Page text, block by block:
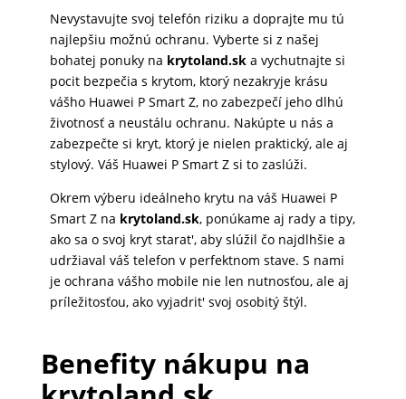
Nevystavujte svoj telefón riziku a doprajte mu tú
najlepšiu možnú ochranu. Vyberte si z našej
bohatej ponuky na krytoland.ska vychutnajte si
pocit bezpečia s krytom, ktorý nezakryje krásu
vášho Huawei P Smart Z, no zabezpečí jeho dlhú
životnosť a neustálu ochranu. Nakúpte u nás a
zabezpečte si kryt, ktorý je nielen praktický, ale aj
stylový. Váš Huawei P Smart Z si to zaslúži.
Okrem výberu ideálneho krytu na váš Huawei P
Smart Z na krytoland.sk, ponúkame aj rady a tipy,
ako sa o svoj kryt starat', aby slúžil čo najdlhšie a
udržiaval váš telefon v perfektnom stave. S nami
je ochrana vášho mobile nie len nutnosťou, ale aj
príležitosťou, ako vyjadrit' svoj osobitý štýl.
Benefity nákupu na